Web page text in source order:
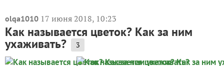
olqa1010 17 июня 2018, 10:23
Как называется цветок? Как за ним
ухаживать? 3